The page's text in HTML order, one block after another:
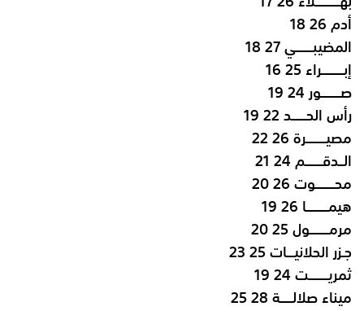
أدم 26 18
المضيبـــــــي 27 18
إبـــــــــراء 25 16
صــــــــور 24 19
رأس الحــــــد 22 19
مصيــــــــرة 26 22
الــدقـــــــم 24 21
محــــــــوت 26 20
هيمـــــــــا 26 19
مرمــــــــول 25 20
جـزر الحلانيـــات 25 23
ثمريــــــــت 24 19
ميناء صلالـــــة 28 25